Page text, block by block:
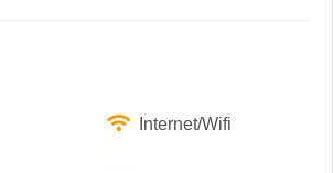
Internet/Wifi